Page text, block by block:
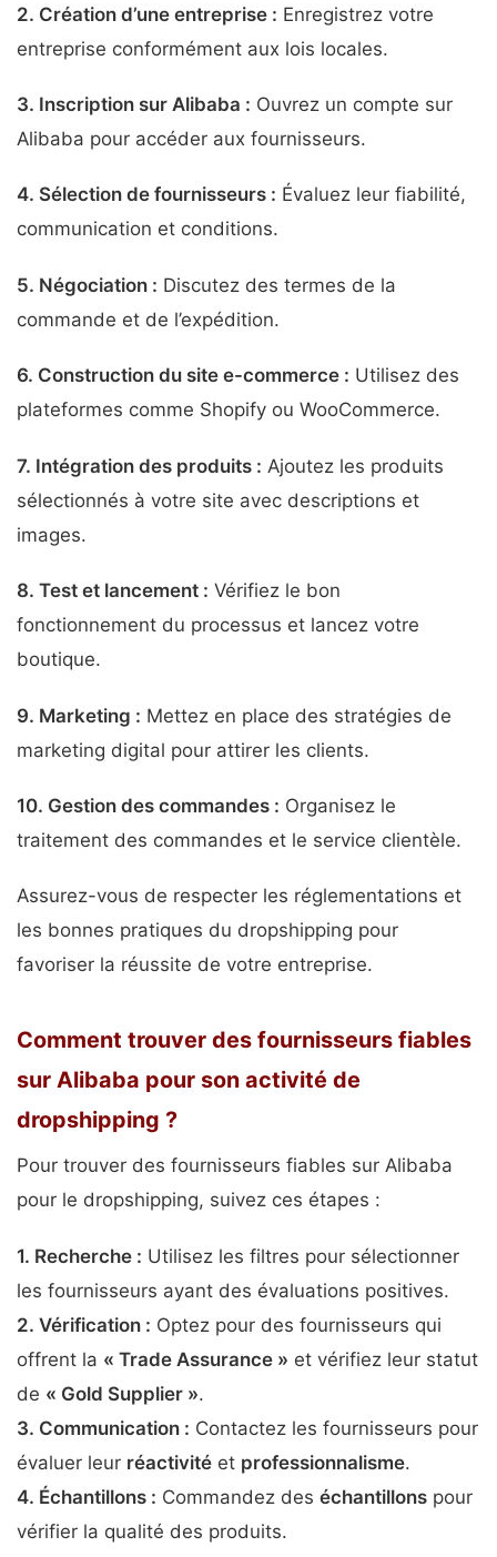
2. Création d’une entreprise : Enregistrez votre
entreprise conformément aux lois locales.
3. Inscription sur Alibaba : Ouvrez un compte sur
Alibaba pour accéder aux fournisseurs.
4. Sélection de fournisseurs : Évaluez leur fiabilité,
communication et conditions.
5. Négociation : Discutez des termes de la
commande et de l’expédition.
6. Construction du site e-commerce : Utilisez des
plateformes comme Shopify ou WooCommerce.
7. Intégration des produits : Ajoutez les produits
sélectionnés à votre site avec descriptions et
images.
8. Test et lancement : Vérifiez le bon
fonctionnement du processus et lancez votre
boutique.
9. Marketing : Mettez en place des stratégies de
marketing digital pour attirer les clients.
10. Gestion des commandes : Organisez le
traitement des commandes et le service clientèle.
Assurez-vous de respecter les réglementations et
les bonnes pratiques du dropshipping pour
favoriser la réussite de votre entreprise.
Comment trouver des fournisseurs fiables
sur Alibaba pour son activité de
dropshipping ?
Pour trouver des fournisseurs fiables sur Alibaba
pour le dropshipping, suivez ces étapes :
1. Recherche : Utilisez les filtres pour sélectionner
les fournisseurs ayant des évaluations positives.
2. Vérification : Optez pour des fournisseurs qui
offrent la « Trade Assurance » et vérifiez leur statut
de « Gold Supplier ».
3. Communication : Contactez les fournisseurs pour
évaluer leur réactivité et professionnalisme.
4. Échantillons : Commandez des échantillons pour
vérifier la qualité des produits.